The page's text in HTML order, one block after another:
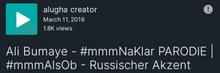
alugha creator
March 11, 2016
1.8K views
Ali Bumaye - #mmmNaKlar PARODIE |
#mmmAlsOb - Russischer Akzent